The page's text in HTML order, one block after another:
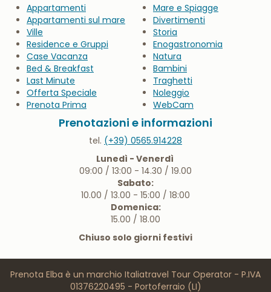
Tipologie
Appartamenti
Appartamenti sul mare
Ville
Residence e Gruppi
Case Vacanza
Bed & Breakfast
Last Minute
Prenota Prima
Approfondimenti
Mare e Spiagge
Divertimenti
Storia
Enogastronomia
Natura
Bambini
Traghetti
WebCam
Prenotazioni e informazioni
tel.(+39) 0565.914228
Lunedì - Venerdì
09:00 / 13:00 - 14.30 / 19.00
Sabato:
10.00 / 13.00 - 15:00 / 18:00
15.00 / 18.00
Chiuso solo giorni festivi